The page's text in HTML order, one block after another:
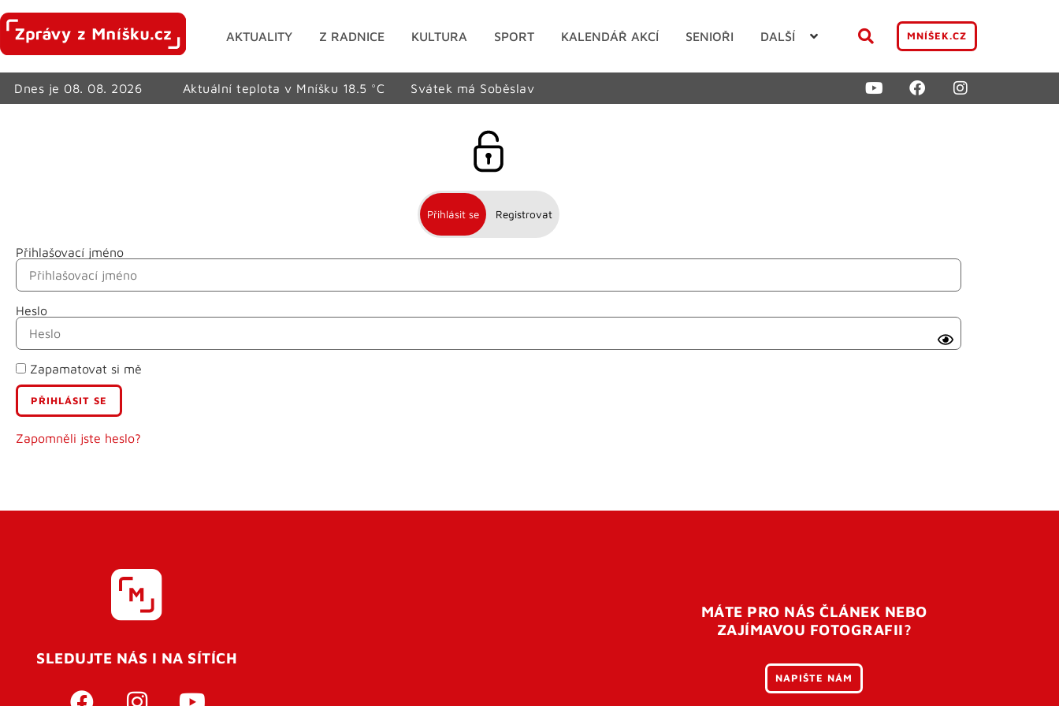
AKTUALITY Z RADNICE KULTURA SPORT KALENDÁŘ AKCÍ SENIOŘI DALŠÍ MNÍŠEK.CZ
Dnes je 08. 08. 2026 Aktuální teplota v Mníšku 18.5 °C Svátek má Soběslav
Přihlásit se Registrovat
Přihlašovací jméno
Heslo
Zapamatovat si mě
Zapomněli jste heslo?
Jméno
Příjmení
E-mail
Uživatelské jméno
SLEDUJTE NÁS I NA SÍTÍCH
MÁTE PRO NÁS ČLÁNEK NEBO
ZAJÍMAVOU FOTOGRAFII?
NAPIŠTE NÁM